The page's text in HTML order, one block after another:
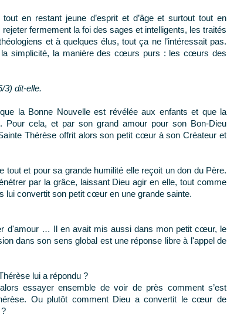
en restant jeune d’esprit et d’âge et surtout tout en
fermement la foi des sages et intelligents, les traités
et à quelques élus, tout ça ne l’intéressait pas.
simplicité, la manière des cœurs purs : les cœurs des
3) dit-elle.
la Bonne Nouvelle est révélée aux enfants et que la
Pour cela, et par son grand amour pour son Bon-Dieu
Thérèse offrit alors son petit cœur à son Créateur et
tout et pour sa grande humilité elle reçoit un don du Père.
par la grâce, laissant Dieu agir en elle, tout comme
lui convertit son petit cœur en une grande sainte.
d'amour … Il en avait mis aussi dans mon petit cœur, le
dans son sens global est une réponse libre à l'appel de
lui a répondu ?
essayer ensemble de voir de près comment s’est
Ou plutôt comment Dieu a convertit le cœur de